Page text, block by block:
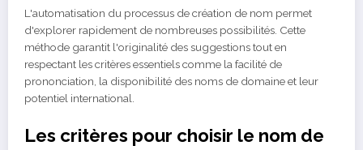
L'automatisation du processus de création de nom permet
d'explorer rapidement de nombreuses possibilités. Cette
méthode garantit l'originalité des suggestions tout en
respectant les critères essentiels comme la facilité de
prononciation, la disponibilité des noms de domaine et leur
potentiel international.
Les critères pour choisir le nom de